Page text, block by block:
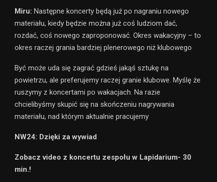
Miru: Następne koncerty będą już po nagraniu nowego
materiału, kiedy będzie można już coś ludziom dać,
rozdać, coś nowego zaproponować. Okres wakacyjny – to
okres raczej grania bardziej plenerowego niż klubowego
Być może uda się zagrać gdzieś jakąś sztukę na
powietrzu, ale preferujemy raczej granie klubowe. Myślę że
ruszymy z koncertami po wakacjach. Na razie
chcielibyśmy skupić się na skończeniu nagrywania
materiału, nad którym aktualnie pracujemy
NW24: Dzięki za wywiad
Zobacz video z koncertu zespołu w Lapidarium- 30
min.!